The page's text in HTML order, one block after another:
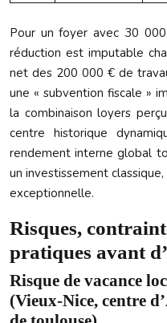
Pour un foyer avec 30
réduction est imputable
net des 200 000 € de
une « subvention fiscale »
la combinaison loyers
centre historique
rendement interne global
un investissement
exceptionnelle.
Risques,
pratiques avant
Risque de vacance
(Vieux-Nice, centre